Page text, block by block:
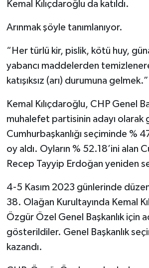
Kemal Kılıçdaroğlu da katıldı.
Arınmak şöyle tanımlanıyor.
“Her türlü kir, pislik, kötü huy,
yabancı maddelerden
katışıksız (arı) durumuna gelmek.”
Kemal Kılıçdaroğlu, CHP Genel
muhalefet partisinin adayı olarak
Cumhurbaşkanlığı seçiminde %
oy aldı. Oyların % 52.18’ini alan
Recep Tayyip Erdoğan yeniden
4-5 Kasım 2023 günlerinde
38. Olağan Kurultayında Kemal
Özgür Özel Genel Başkanlık için
gösterildiler. Genel Başkanlık
kazandı.